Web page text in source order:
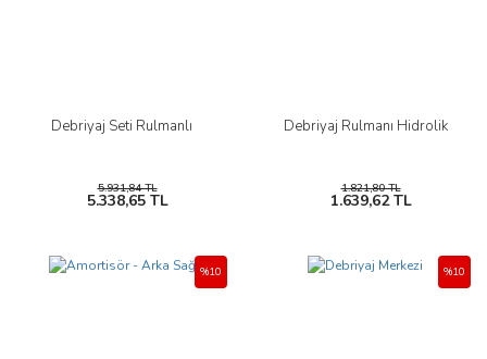
Debriyaj Seti Rulmanlı
5.931,84 TL
5.338,65 TL
Debriyaj Rulmanı Hidrolik
1.821,80 TL
1.639,62 TL
%10 %10